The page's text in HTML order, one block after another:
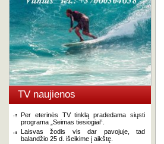
TV naujienos
Per eterinės TV tinklą pradedama siųsti
programa „Seimas tiesiogiai“.
Laisvas žodis vis dar pavojuje, tad
balandžio 25 d. išeikime į aikštę.